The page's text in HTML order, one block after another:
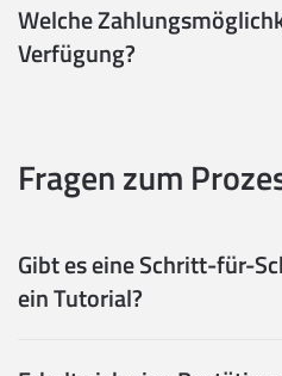
Welche
Verfügung?
Fragen zum
Gibt es eine Schritt-für-
ein Tutorial?